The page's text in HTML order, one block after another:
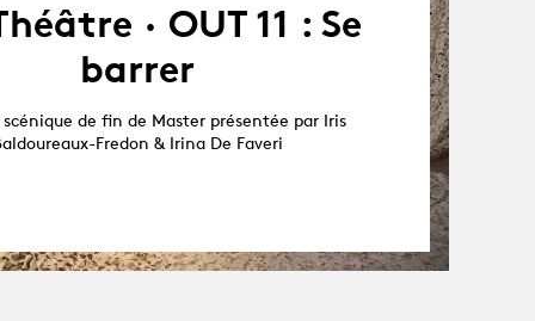
· OUT 11 : Se
barrer
de fin de Master présentée par Iris
Fredon & Irina De Faveri